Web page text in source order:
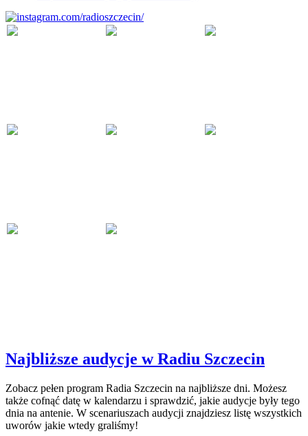
Najbliższe audycje w Radiu Szczecin
Zobacz pełen program Radia Szczecin na najbliższe dni. Możesz
także cofnąć datę w kalendarzu i sprawdzić, jakie audycje były tego
dnia na antenie. W scenariuszach audycji znajdziesz listę wszystkich
uworów jakie wtedy graliśmy!